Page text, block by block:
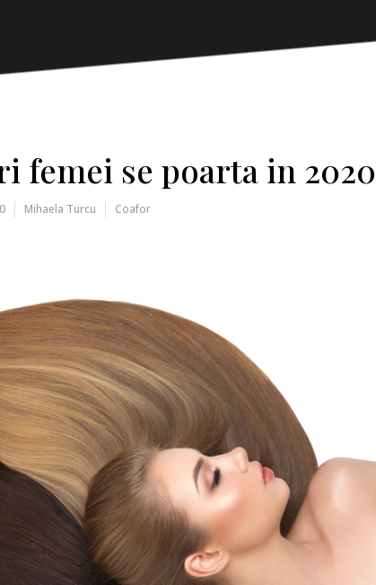
femei se poarta in 2020
Mihaela Turcu Coafor